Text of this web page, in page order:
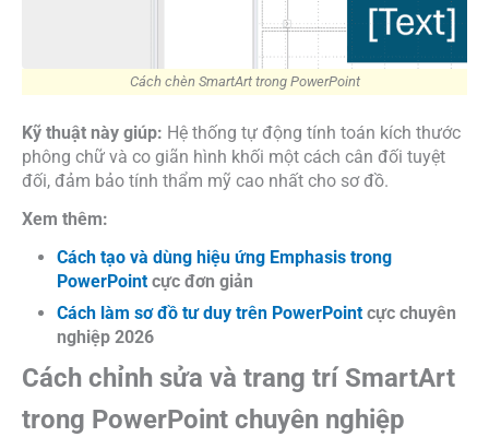
Cách chèn SmartArt trong PowerPoint
Kỹ thuật này giúp: Hệ thống tự động tính toán kích thước
phông chữ và co giãn hình khối một cách cân đối tuyệt
đối, đảm bảo tính thẩm mỹ cao nhất cho sơ đồ.
Xem thêm:
Cách tạo và dùng hiệu ứng Emphasis trong
PowerPoint cực đơn giản
Cách làm sơ đồ tư duy trên PowerPoint cực chuyên
nghiệp 2026
Cách chỉnh sửa và trang trí SmartArt
trong PowerPoint chuyên nghiệp